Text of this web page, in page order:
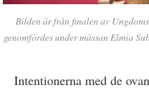
Bilden är från finalen av
genomfördes under mässan Elmia
Intentionerna med de